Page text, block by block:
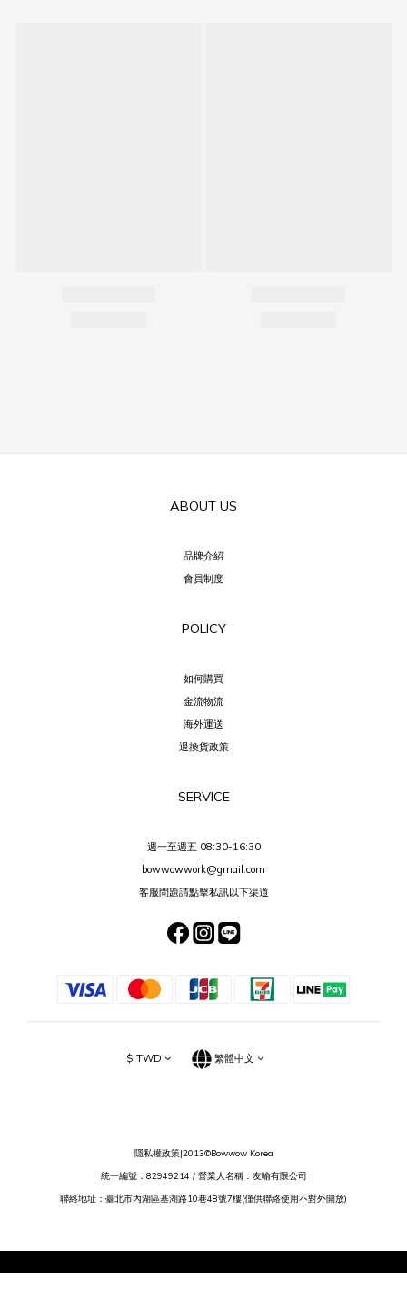
ABOUT US
品牌介紹
會員制度
POLICY
如何購買
金流物流
海外運送
退換貨政策
SERVICE
週一至週五 08:30-16:30
bowwowwork@gmail.com
客服問題請點擊私訊以下渠道
$ TWD 繁體中文
隱私權政策|2013©Bowwow Korea
統一編號：82949214 / 營業人名稱：友喻有限公司
聯絡地址：臺北市內湖區基湖路10巷48號7樓(僅供聯絡使用不對外開放)